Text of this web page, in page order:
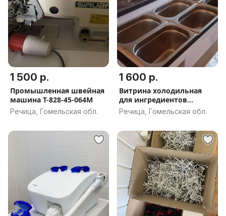
1 500 р.
Промышленная швейная
машина Т-828-45-064М
Речица, Гомельская обл.
1 600 р.
Витрина холодильная
для ингредиентов
Carboma
Речица, Гомельская обл.